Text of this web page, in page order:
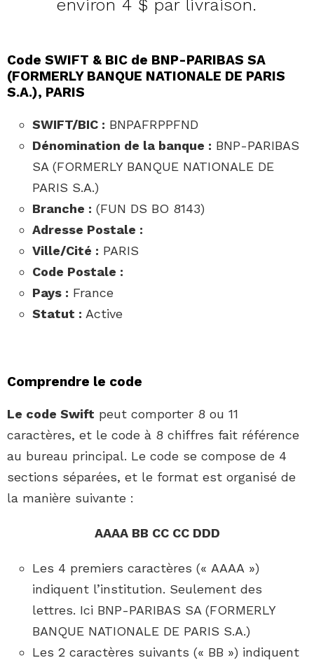
environ 4 $ par livraison.
Code SWIFT & BIC de BNP-PARIBAS SA
(FORMERLY BANQUE NATIONALE DE PARIS
S.A.), PARIS
SWIFT/BIC : BNPAFRPPFND
Dénomination de la banque : BNP-PARIBAS
SA (FORMERLY BANQUE NATIONALE DE
PARIS S.A.)
Branche : (FUN DS BO 8143)
Adresse Postale :
Ville/Cité : PARIS
Code Postale :
Pays : France
Statut : Active
Comprendre le code
Le code Swift peut comporter 8 ou 11
caractères, et le code à 8 chiffres fait référence
au bureau principal. Le code se compose de 4
sections séparées, et le format est organisé de
la manière suivante :
AAAA BB CC CC DDD
Les 4 premiers caractères (« AAAA »)
indiquent l’institution. Seulement des
lettres. Ici BNP-PARIBAS SA (FORMERLY
BANQUE NATIONALE DE PARIS S.A.)
Les 2 caractères suivants (« BB ») indiquent